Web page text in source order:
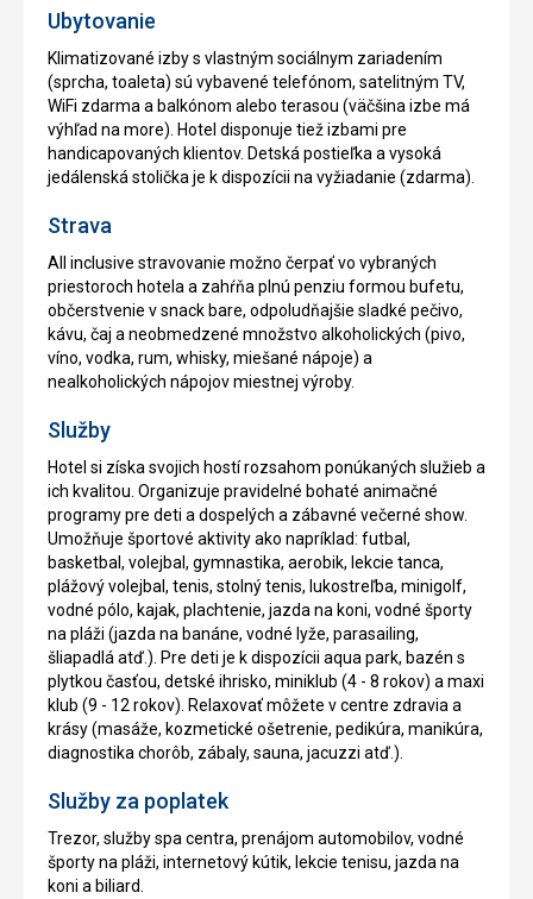
Ubytovanie
Klimatizované izby s vlastným sociálnym zariadením
(sprcha, toaleta) sú vybavené telefónom, satelitným TV,
WiFi zdarma a balkónom alebo terasou (väčšina izbe má
výhľad na more). Hotel disponuje tiež izbami pre
handicapovaných klientov. Detská postieľka a vysoká
jedálenská stolička je k dispozícii na vyžiadanie (zdarma).
Strava
All inclusive stravovanie možno čerpať vo vybraných
priestoroch hotela a zahŕňa plnú penziu formou bufetu,
občerstvenie v snack bare, odpoludňajšie sladké pečivo,
kávu, čaj a neobmedzené množstvo alkoholických (pivo,
víno, vodka, rum, whisky, miešané nápoje) a
nealkoholických nápojov miestnej výroby.
Služby
Hotel si získa svojich hostí rozsahom ponúkaných služieb a
ich kvalitou. Organizuje pravidelné bohaté animačné
programy pre deti a dospelých a zábavné večerné show.
Umožňuje športové aktivity ako napríklad: futbal,
basketbal, volejbal, gymnastika, aerobik, lekcie tanca,
plážový volejbal, tenis, stolný tenis, lukostreľba, minigolf,
vodné pólo, kajak, plachtenie, jazda na koni, vodné športy
na pláži (jazda na banáne, vodné lyže, parasailing,
šliapadlá atď.). Pre deti je k dispozícii aqua park, bazén s
plytkou časťou, detské ihrisko, miniklub (4 - 8 rokov) a maxi
klub (9 - 12 rokov). Relaxovať môžete v centre zdravia a
krásy (masáže, kozmetické ošetrenie, pedikúra, manikúra,
diagnostika chorôb, zábaly, sauna, jacuzzi atď.).
Služby za poplatek
Trezor, služby spa centra, prenájom automobilov, vodné
športy na pláži, internetový kútik, lekcie tenisu, jazda na
koni a biliard.